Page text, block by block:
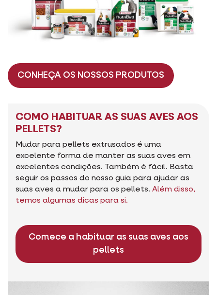
COMO HABITUAR AS SUAS AVES AOS
Mudar para pellets extrusados é uma
excelente forma de manter as suas aves em
seguir os passos do nosso guia para ajudar as
suas aves a mudar para os pellets.Além disso,
temos algumas dicas para si.
Comece a habituar as suas aves aos